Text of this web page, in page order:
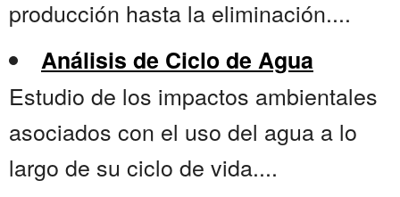
producción hasta la eliminación....
Análisis de Ciclo de Agua
Estudio de los impactos ambientales
asociados con el uso del agua a lo
largo de su ciclo de vida....